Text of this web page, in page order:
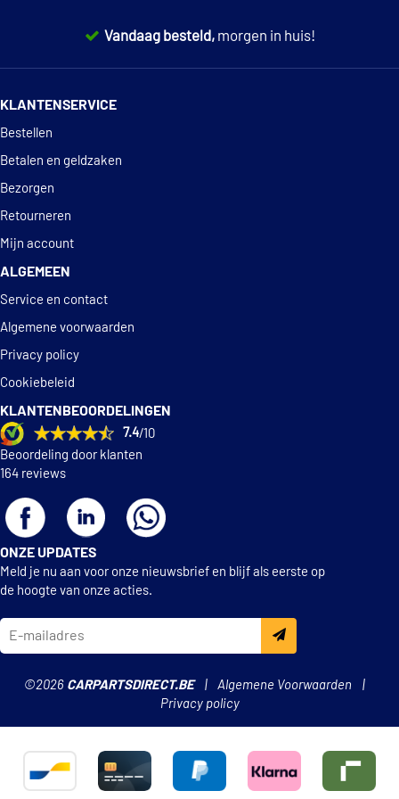
VOLVO VCS
VW TL-774 F (G12+)
Vandaag besteld, morgen in huis!
KLANTENSERVICE
Bestellen
Betalen en geldzaken
Bezorgen
Retourneren
Mijn account
ALGEMEEN
Service en contact
Algemene voorwaarden
Privacy policy
Cookiebeleid
KLANTENBEOORDELINGEN
7.4/10
Beoordeling door klanten
164 reviews
ONZE UPDATES
Meld je nu aan voor onze nieuwsbrief en blijf als eerste op
de hoogte van onze acties.
©2026 CARPARTSDIRECT.BE
Algemene Voorwaarden
Privacy policy